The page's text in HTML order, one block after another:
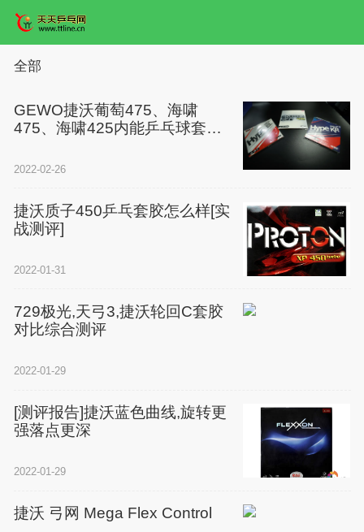
全部
GEWO捷沃葡萄475、海啸
475、海啸425内能乒乓球套胶
2022-02-26
捷沃质子450乒乓套胶怎么样[实
战测评]
2022-01-31
729极光,天弓3,捷沃轮回C套胶
对比综合测评
2022-01-29
[测评报告]捷沃蓝色曲线,旋转更
强落点更深
2022-01-29
捷沃 弓网 Mega Flex Control